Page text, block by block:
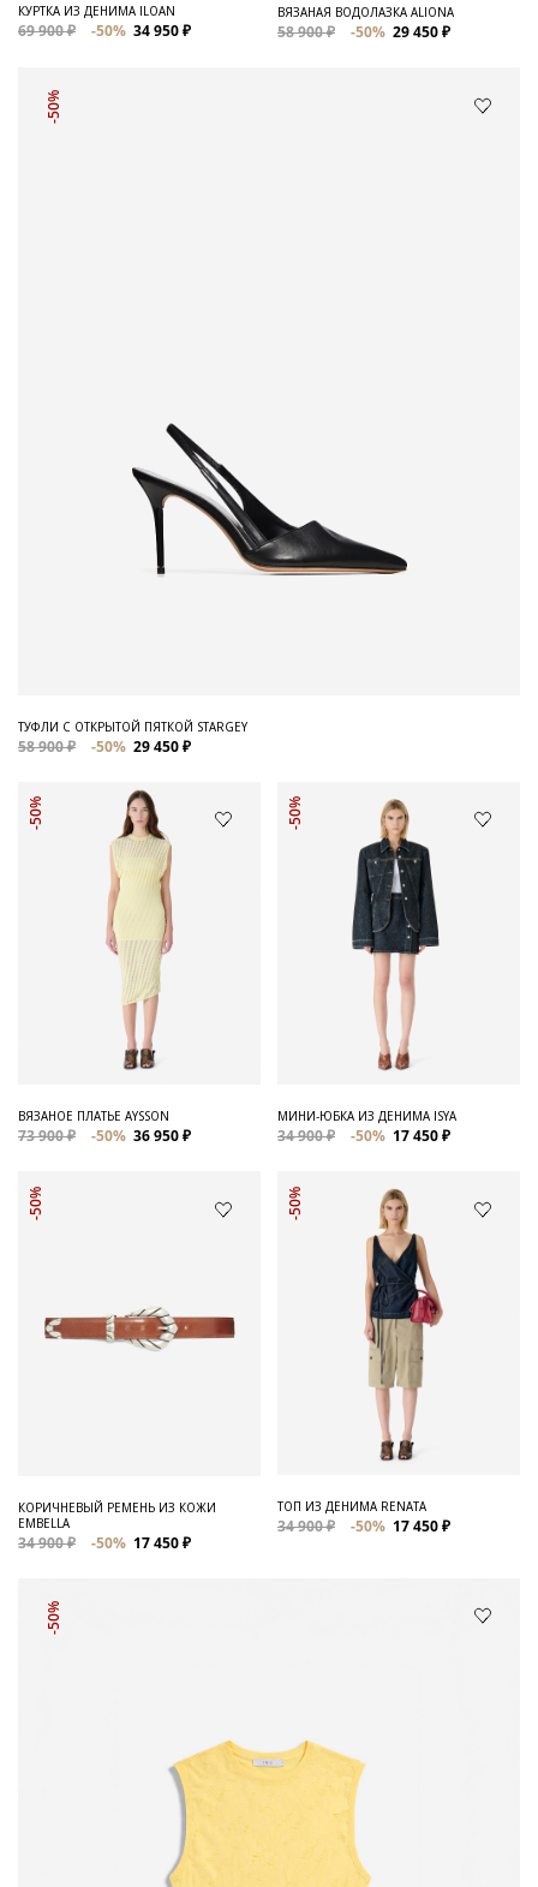
КУРТКА ИЗ ДЕНИМА ILOAN
69 900 ₽ -50% 34 950 ₽
ВЯЗАНАЯ ВОДОЛАЗКА ALIONA
58 900 ₽ -50% 29 450 ₽
-50%
ТУФЛИ С ОТКРЫТОЙ ПЯТКОЙ STARGEY
58 900 ₽ -50% 29 450 ₽
-50%
ВЯЗАНОЕ ПЛАТЬЕ AYSSON
73 900 ₽ -50% 36 950 ₽
-50%
МИНИ-ЮБКА ИЗ ДЕНИМА ISYA
34 900 ₽ -50% 17 450 ₽
-50%
КОРИЧНЕВЫЙ РЕМЕНЬ ИЗ КОЖИ
EMBELLA
34 900 ₽ -50% 17 450 ₽
-50%
ТОП ИЗ ДЕНИМА RENATA
34 900 ₽ -50% 17 450 ₽
-50%